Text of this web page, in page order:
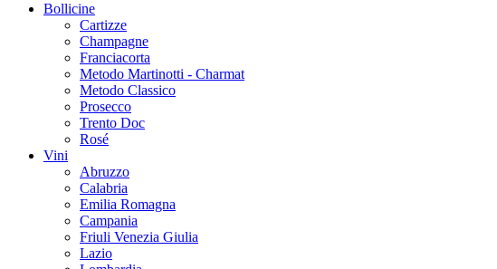
Bollicine
Cartizze
Champagne
Franciacorta
Metodo Martinotti - Charmat
Metodo Classico
Prosecco
Trento Doc
Rosé
Vini
Abruzzo
Calabria
Emilia Romagna
Campania
Friuli Venezia Giulia
Lazio